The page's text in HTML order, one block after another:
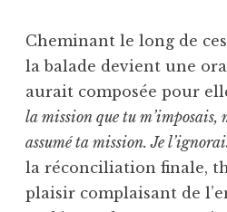
Cheminant le long de
la balade devient une
aurait composée pour
la mission que tu m’imposais,
assumé ta mission. Je
la réconciliation finale,
plaisir complaisant de